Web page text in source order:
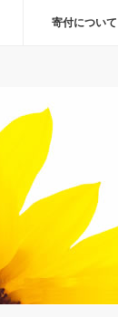
寄付について